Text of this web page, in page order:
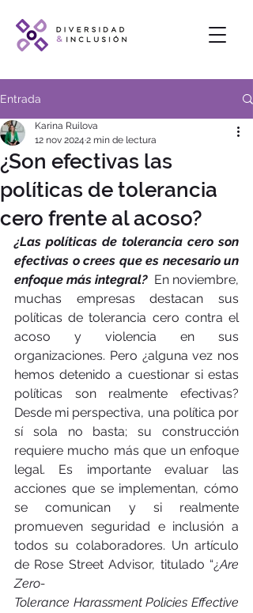
Entrada
¿Son efectivas las
políticas de tolerancia
cero frente al acoso?
Karina Ruilova
12 nov 2024 2 min de lectura
¿Las políticas de tolerancia cero son
efectivas o crees que es necesario un
enfoque más integral? En noviembre,
muchas empresas destacan sus
políticas de tolerancia cero contra el
acoso y violencia en sus
organizaciones. Pero ¿alguna vez nos
hemos detenido a cuestionar si estas
políticas son realmente efectivas?
Desde mi perspectiva, una política por
sí sola no basta; su construcción
requiere mucho más que un enfoque
legal. Es importante evaluar las
acciones que se implementan, cómo
se comunican y si realmente
promueven seguridad e inclusión a
todos su colaboradores. Un artículo
de Rose Street Advisor, titulado “¿Are
Zero-
Tolerance Harassment Policies Effective